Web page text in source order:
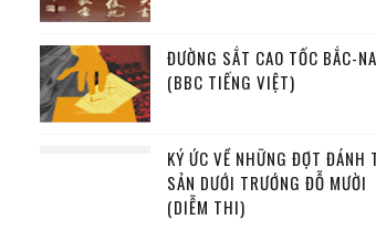
ĐƯỜNG SẮT CAO TỐC BẮC-
(BBC TIẾNG VIỆT)
KÝ ỨC VỀ NHỮNG ĐỢT ĐÁNH
SẢN DƯỚI TRƯỚNG ĐỖ MƯỜI
(DIỄM THI)